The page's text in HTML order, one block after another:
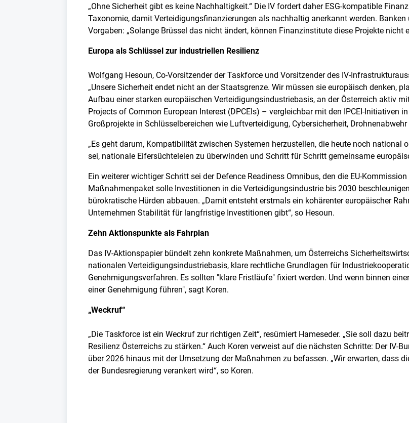
„Ohne Sicherheit gibt es keine Nachhaltigkeit.“ Die IV fordert daher ESG-kompatible
Taxonomie, damit Verteidigungsfinanzierungen als nachhaltig anerkannt werden.
Vorgaben: „Solange Brüssel das nicht ändert, können Finanzinstitute diese Projekte nicht
Europa als Schlüssel zur industriellen Resilienz
Wolfgang Hesoun, Co-Vorsitzender der Taskforce und Vorsitzender des IV-
„Unsere Sicherheit endet nicht an der Staatsgrenze. Wir müssen sie europäisch denken,
Aufbau einer starken europäischen Verteidigungsindustriebasis, an der Österreich aktiv
Projects of Common European Interest (DPCEIs) – vergleichbar mit den IPCEI-Initiativen
Großprojekte in Schlüsselbereichen wie Luftverteidigung, Cybersicherheit,
„Es geht darum, Kompatibilität zwischen Systemen herzustellen, die heute noch national
sei, nationale Eifersüchteleien zu überwinden und Schritt für Schritt gemeinsame
Ein weiterer wichtiger Schritt sei der Defence Readiness Omnibus, den die EU-
Maßnahmenpaket solle Investitionen in die Verteidigungsindustrie bis 2030
bürokratische Hürden abbauen. „Damit entsteht erstmals ein kohärenter europäischer
Unternehmen Stabilität für langfristige Investitionen gibt“, so Hesoun.
Zehn Aktionspunkte als Fahrplan
Das IV-Aktionspapier bündelt zehn konkrete Maßnahmen, um Österreichs
nationalen Verteidigungsindustriebasis, klare rechtliche Grundlagen für
Genehmigungsverfahren. Es sollten "klare Fristläufe" fixiert werden. Und wenn binnen
einer Genehmigung führen", sagt Koren.
„Weckruf“
„Die Taskforce ist ein Weckruf zur richtigen Zeit“, resümiert Hameseder. „Sie soll dazu
Resilienz Österreichs zu stärken.“ Auch Koren verweist auf die nächsten Schritte: Der IV-
über 2026 hinaus mit der Umsetzung der Maßnahmen zu befassen. „Wir erwarten, dass
der Bundesregierung verankert wird“, so Koren.